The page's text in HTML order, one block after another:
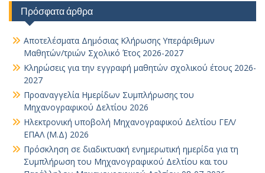
Πρόσφατα άρθρα
Αποτελέσματα Δημόσιας Κλήρωσης Υπεράριθμων
Μαθητών/τριών Σχολικό Έτος 2026-2027
Κληρώσεις για την εγγραφή μαθητών σχολικού έτους 2026-
2027
Προαναγγελία Ημερίδων Συμπλήρωσης του
Μηχανογραφικού Δελτίου 2026
Ηλεκτρονική υποβολή Μηχανογραφικού Δελτίου ΓΕΛ/
ΕΠΑΛ (Μ.Δ) 2026
Πρόσκληση σε διαδικτυακή ενημερωτική ημερίδα για τη
Συμπλήρωση του Μηχανογραφικού Δελτίου και του